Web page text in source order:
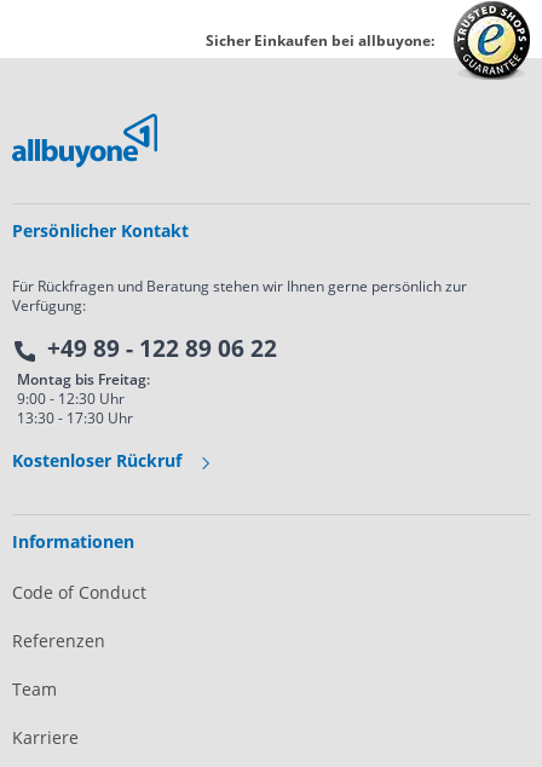
Sicher Einkaufen bei allbuyone:
Persönlicher Kontakt
Für Rückfragen und Beratung stehen wir Ihnen gerne persönlich zur
Verfügung:
+49 89 - 122 89 06 22
Montag bis Freitag:
9:00 - 12:30 Uhr
13:30 - 17:30 Uhr
Kostenloser Rückruf
Informationen
Code of Conduct
Referenzen
Team
Karriere